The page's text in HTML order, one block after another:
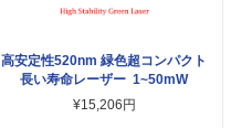
高安定性520nm 緑色超コンパクト
長い寿命レーザー 1~50mW
¥15,206円